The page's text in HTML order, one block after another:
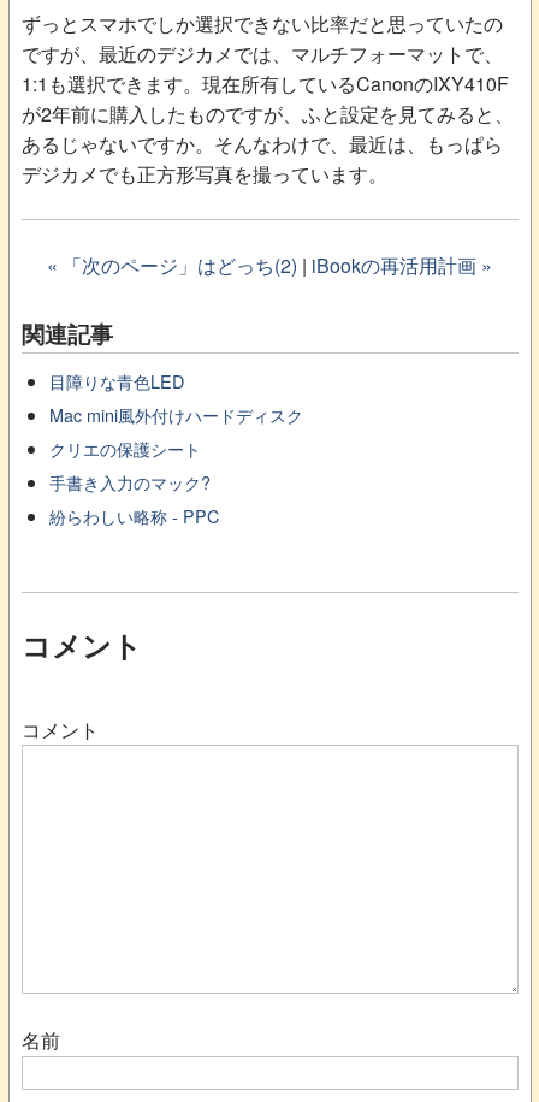
ずっとスマホでしか選択できない比率だと思っていたの
ですが、最近のデジカメでは、マルチフォーマットで、
1:1も選択できます。現在所有しているCanonのIXY410F
が2年前に購入したものですが、ふと設定を見てみると、
あるじゃないですか。そんなわけで、最近は、もっぱら
デジカメでも正方形写真を撮っています。
« 「次のページ」はどっち(2) | iBookの再活用計画 »
関連記事
目障りな青色LED
Mac mini風外付けハードディスク
クリエの保護シート
手書き入力のマック?
紛らわしい略称 - PPC
コメント
コメント
名前